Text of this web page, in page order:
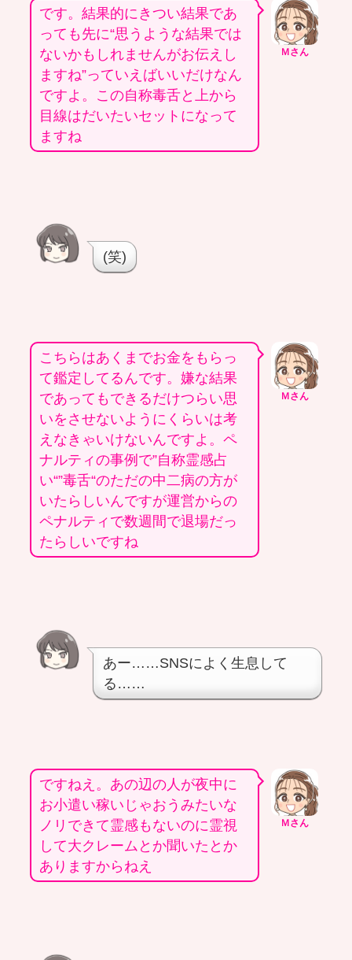
Ｍさん
です。結果的にきつい結果であ
っても先に“思うような結果では
ないかもしれませんがお伝えし
ますね”っていえばいいだけなん
ですよ。この自称毒舌と上から
目線はだいたいセットになって
ますね
(笑)
Ｍさん
こちらはあくまでお金をもらっ
て鑑定してるんです。嫌な結果
であってもできるだけつらい思
いをさせないようにくらいは考
えなきゃいけないんですよ。ペ
ナルティの事例で”自称霊感占
い“”毒舌“のただの中二病の方が
いたらしいんですが運営からの
ペナルティで数週間で退場だっ
たらしいですね
あー……SNSによく生息して
る……
Ｍさん
ですねえ。あの辺の人が夜中に
お小遣い稼いじゃおうみたいな
ノリできて霊感もないのに霊視
して大クレームとか聞いたとか
ありますからねえ